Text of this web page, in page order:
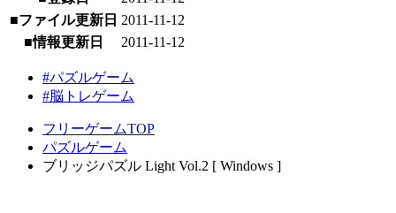
■ファイル更新日 2011-11-12
■情報更新日
2011-11-12
#パズルゲーム
#脳トレゲーム
フリーゲームTOP
パズルゲーム
ブリッジパズル Light Vol.2 [ Windows ]